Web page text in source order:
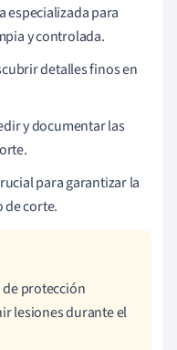
especializada para
y controlada.
detalles finos en
y documentar las
para garantizar la
de corte.
de protección
lesiones durante el